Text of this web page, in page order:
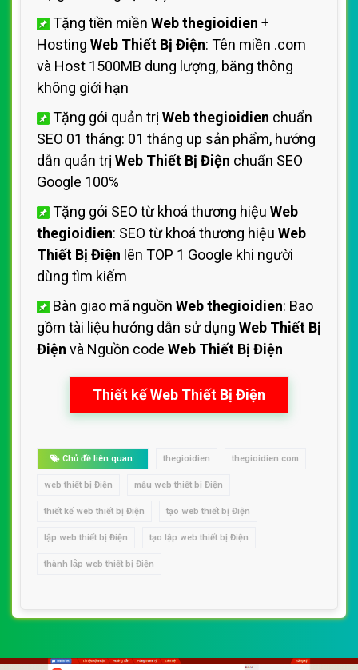
Tặng tiền miền Web thegioidien +
Hosting Web Thiết Bị Điện: Tên miền .com
và Host 1500MB dung lượng, băng thông
không giới hạn
Tặng gói quản trị Web thegioidien chuẩn
SEO 01 tháng: 01 tháng up sản phẩm, hướng
dẫn quản trị Web Thiết Bị Điện chuẩn SEO
Google 100%
Tặng gói SEO từ khoá thương hiệu Web
thegioidien: SEO từ khoá thương hiệu Web
Thiết Bị Điện lên TOP 1 Google khi người
dùng tìm kiếm
Bàn giao mã nguồn Web thegioidien: Bao
gồm tài liệu hướng dẫn sử dụng Web Thiết Bị
Điện và Nguồn code Web Thiết Bị Điện
Thiết kế Web Thiết Bị Điện
Chủ đề liên quan: thegioidien thegioidien.com
web thiết bị Điện mẫu web thiết bị Điện
thiết kế web thiết bị Điện tạo web thiết bị Điện
lập web thiết bị Điện tạo lập web thiết bị Điện
thành lập web thiết bị Điện